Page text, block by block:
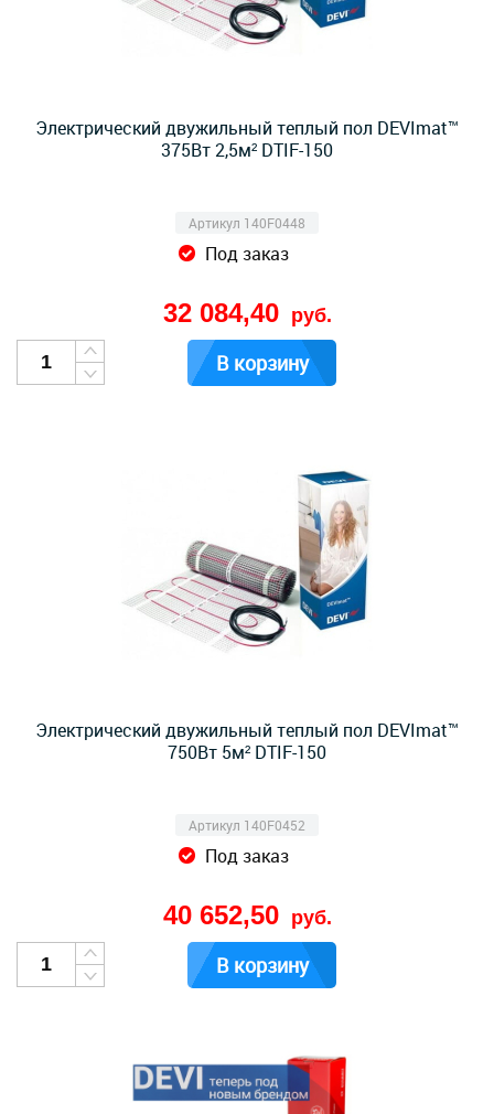
Электрический двужильный теплый пол DEVImat™
375Вт 2,5м² DTIF-150
Артикул 140F0448
Под заказ
32 084,40 руб.
В корзину
Электрический двужильный теплый пол DEVImat™
750Вт 5м² DTIF-150
Артикул 140F0452
Под заказ
40 652,50 руб.
В корзину